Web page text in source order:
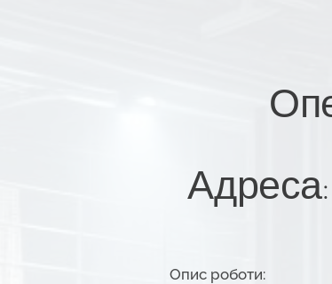
Опис роботи: